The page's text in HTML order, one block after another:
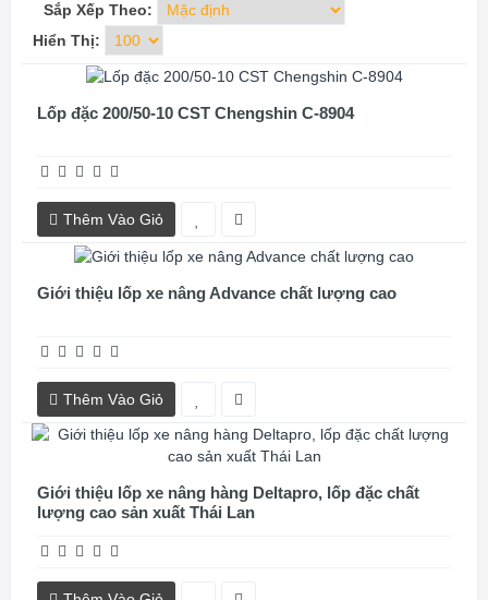
Sắp Xếp Theo:
Hiển Thị:
Lốp đặc 200/50-10 CST Chengshin C-8904
Thêm Vào Giỏ
Giới thiệu lốp xe nâng Advance chất lượng cao
Thêm Vào Giỏ
Giới thiệu lốp xe nâng hàng Deltapro, lốp đặc chất
lượng cao sản xuất Thái Lan